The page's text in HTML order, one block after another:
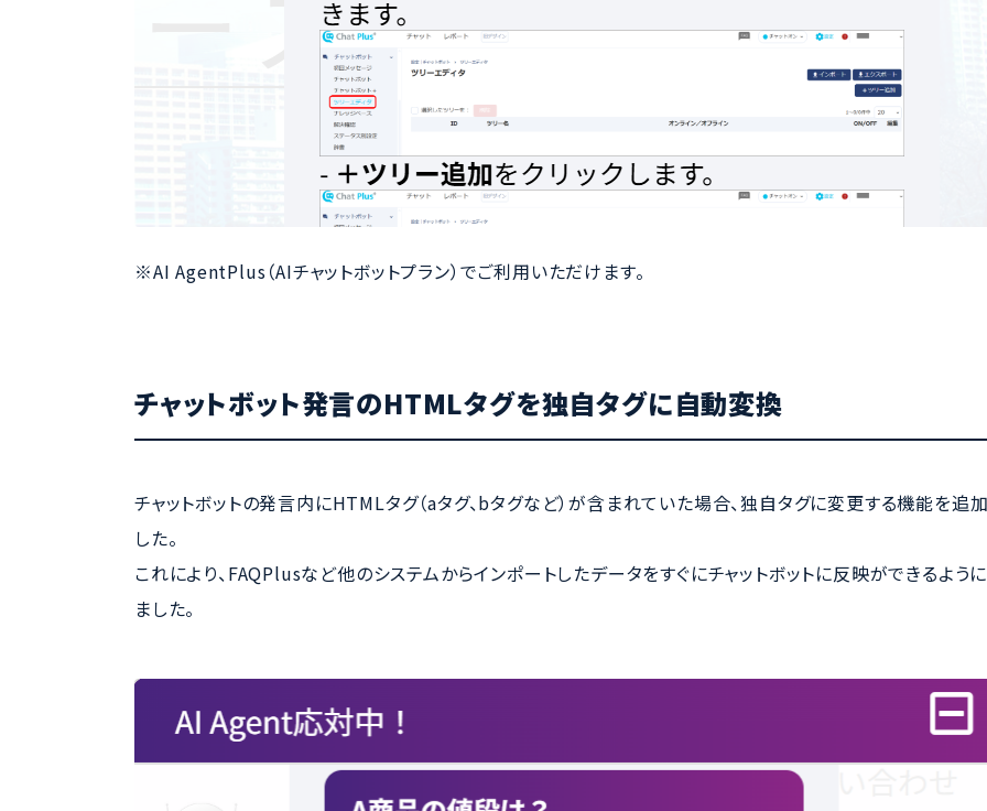
※AI AgentPlus（AIチャットボットプラン）でご利用いただけます。
チャットボット発言のHTMLタグを独自タグに自動変換
チャットボットの発言内にHTMLタグ（aタグ、bタグなど）が含まれていた場合、独自タグに変更する機能を追
した。
これにより、FAQPlusなど他のシステムからインポートしたデータをすぐにチャットボットに反映ができるよう
ました。